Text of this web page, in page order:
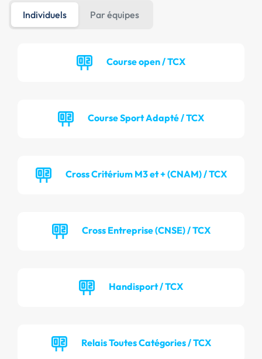
Individuels Par équipes
Course open / TCX
Course Sport Adapté / TCX
Cross Critérium M3 et + (CNAM) / TCX
Cross Entreprise (CNSE) / TCX
Handisport / TCX
Relais Toutes Catégories / TCX